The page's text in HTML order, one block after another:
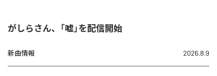
がしらさん、「嘘」を配信開始
新曲情報 2026.8.9